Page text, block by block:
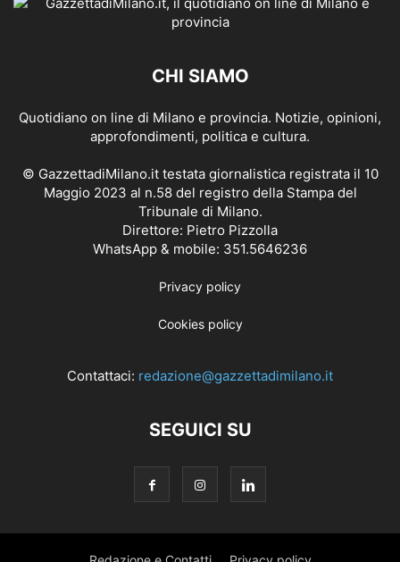
CHI SIAMO
Quotidiano on line di Milano e provincia. Notizie, opinioni,
approfondimenti, politica e cultura.
© GazzettadiMilano.it testata giornalistica registrata il 10
Maggio 2023 al n.58 del registro della Stampa del
Tribunale di Milano.
Direttore: Pietro Pizzolla
WhatsApp & mobile: 351.5646236
Privacy policy
Cookies policy
Contattaci: redazione@gazzettadimilano.it
SEGUICI SU